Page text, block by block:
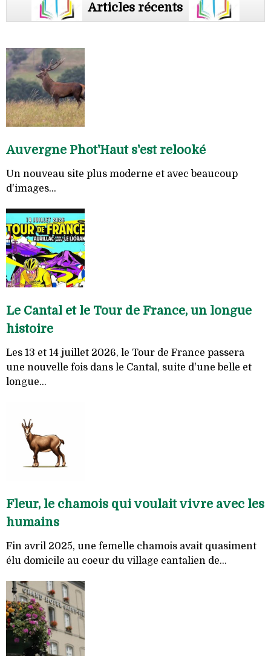
Articles récents
Auvergne Phot'Haut s'est relooké
Un nouveau site plus moderne et avec beaucoup
d'images...
Le Cantal et le Tour de France, un longue
histoire
Les 13 et 14 juillet 2026, le Tour de France passera
une nouvelle fois dans le Cantal, suite d'une belle et
longue...
Fleur, le chamois qui voulait vivre avec les
humains
Fin avril 2025, une femelle chamois avait quasiment
élu domicile au coeur du village cantalien de...